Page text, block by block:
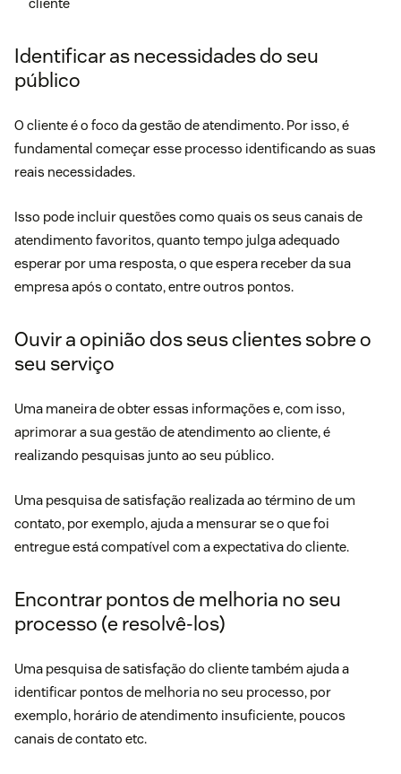
Identificar as necessidades do seu
público
O cliente é o foco da gestão de atendimento. Por isso, é
fundamental começar esse processo identificando as suas
reais necessidades.
Isso pode incluir questões como quais os seus canais de
atendimento favoritos, quanto tempo julga adequado
esperar por uma resposta, o que espera receber da sua
empresa após o contato, entre outros pontos.
Ouvir a opinião dos seus clientes sobre o
seu serviço
Uma maneira de obter essas informações e, com isso,
aprimorar a sua gestão de atendimento ao cliente, é
realizando pesquisas junto ao seu público.
Uma pesquisa de satisfação realizada ao término de um
contato, por exemplo, ajuda a mensurar se o que foi
entregue está compatível com a expectativa do cliente.
Encontrar pontos de melhoria no seu
processo (e resolvê-los)
Uma pesquisa de satisfação do clientetambém ajuda a
identificar pontos de melhoria no seu processo, por
exemplo, horário de atendimento insuficiente, poucos
canais de contato etc.